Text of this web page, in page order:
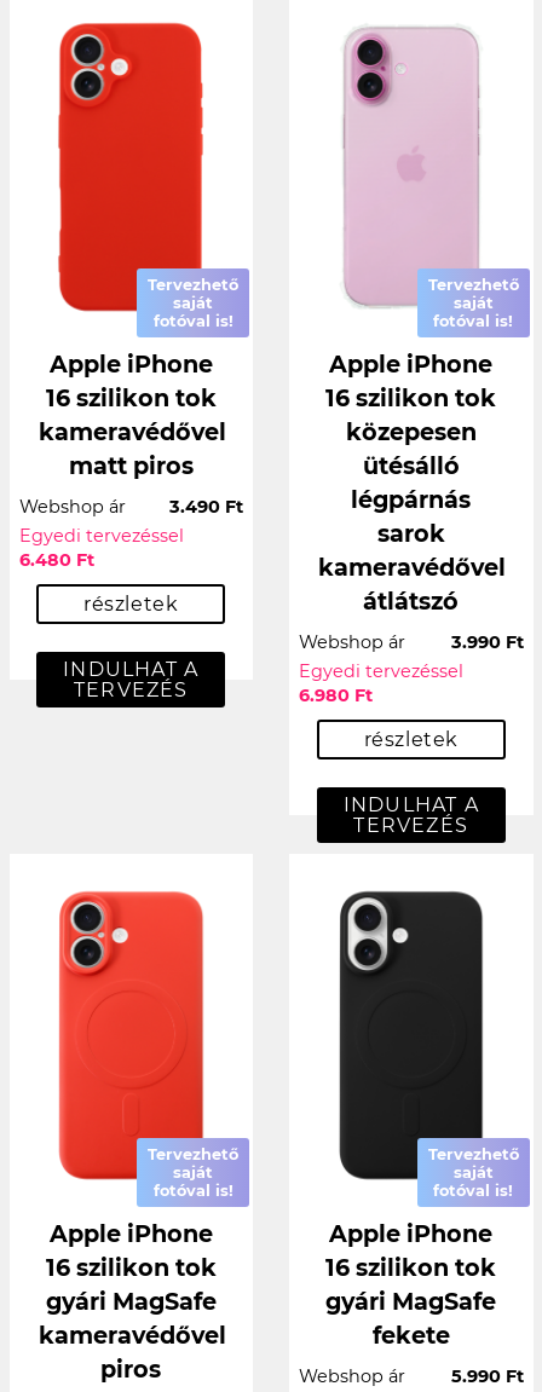
Tervezhető
saját
fotóval is!
Apple iPhone
16 szilikon tok
kameravédővel
matt piros
Webshop ár
3.490 Ft
Egyedi tervezéssel
6.480 Ft
részletek
INDULHAT A
TERVEZÉS
Tervezhető
saját
fotóval is!
Apple iPhone
16 szilikon tok
közepesen
ütésálló
légpárnás
sarok
kameravédővel
átlátszó
Webshop ár
3.990 Ft
Egyedi tervezéssel
6.980 Ft
részletek
INDULHAT A
TERVEZÉS
Tervezhető
saját
fotóval is!
Apple iPhone
16 szilikon tok
gyári MagSafe
kameravédővel
piros
Tervezhető
saját
fotóval is!
Apple iPhone
16 szilikon tok
gyári MagSafe
fekete
Webshop ár
5.990 Ft